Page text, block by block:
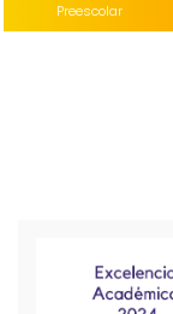
Preescolar